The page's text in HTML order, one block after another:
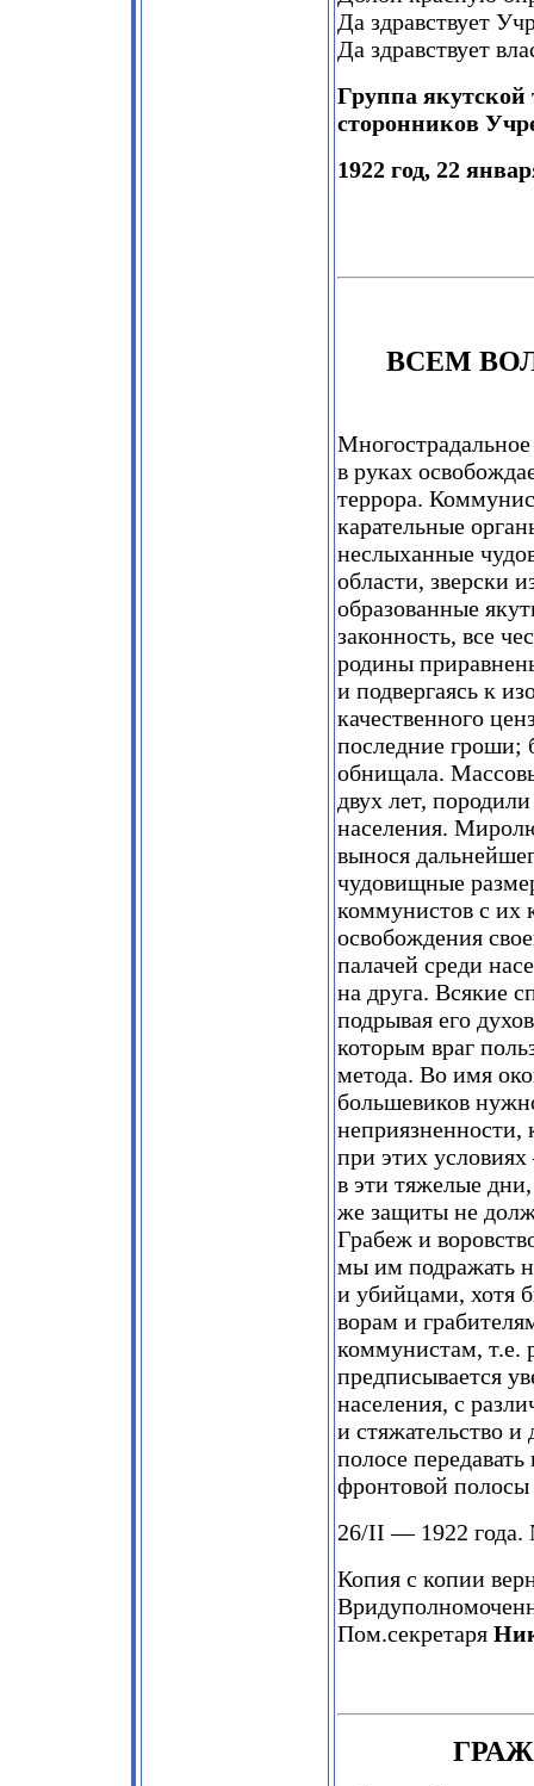
Да здравствует
Да здравствует
Группа якутской
сторонников
1922 год, 22
ВСЕМ
в руках
террора.
карательные
неслыханные
области, зверски
образованные
законность, все
родины
и подвергаясь к
качественного
последние гроши;
обнищала.
двух лет,
населения.
вынося
чудовищные
коммунистов с их
освобождения
палачей среди
на друга. Всякие
подрывая его
которым враг
метода. Во имя
большевиков
при этих
в эти тяжелые
же защиты не
Грабеж и
мы им подражать
и убийцами, хотя
ворам и
коммунистам, т.е.
предписывается
населения, с
и стяжательство
полосе
фронтовой
26/II — 1922
Копия с копии
Пом.секретаря